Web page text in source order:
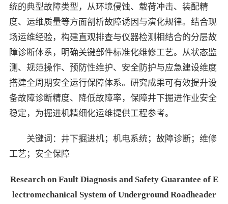
统的典型故障类型，从环境侵蚀、载荷冲击、装配精
度、运维质量等方面剖析故障诱因与演化规律。结合现
场运维经验，构建直观排查与仪器检测相结合的分层故
障诊断体系，明确关键部件标准化维修工艺。从状态监
测、规范操作、预防性维护、安全防护与应急建设维度
搭建全周期安全运行保障体系。研究成果可有效提升设
备故障诊断精度、降低故障率，保障井下掘进作业安全
稳定，为掘进机精细化运维提供工程参考。
关键词：井下掘进机；机电系统；故障诊断；维修
工艺；安全保障
Research on Fault Diagnosis and Safety Guarantee of E
lectromechanical System of Underground Roadheader